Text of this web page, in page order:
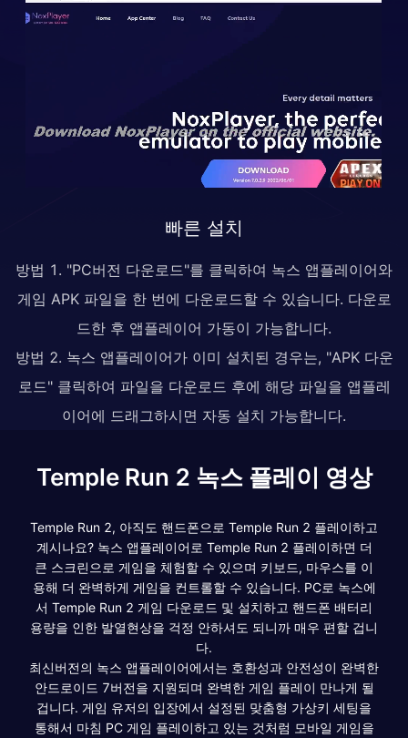
빠른 설치
방법 1. "PC버전 다운로드"를 클릭하여 녹스 앱플레이어와
게임 APK 파일을 한 번에 다운로드할 수 있습니다. 다운로
드한 후 앱플레이어 가동이 가능합니다.
방법 2. 녹스 앱플레이어가 이미 설치된 경우는, "APK 다운
로드" 클릭하여 파일을 다운로드 후에 해당 파일을 앱플레
이어에 드래그하시면 자동 설치 가능합니다.
Temple Run 2 녹스 플레이 영상
Temple Run 2, 아직도 핸드폰으로 Temple Run 2 플레이하고
계시나요? 녹스 앱플레이어로 Temple Run 2 플레이하면 더
큰 스크린으로 게임을 체험할 수 있으며 키보드, 마우스를 이
용해 더 완벽하게 게임을 컨트롤할 수 있습니다. PC로 녹스에
서 Temple Run 2 게임 다운로드 및 설치하고 핸드폰 배터리
용량을 인한 발열현상을 걱정 안하셔도 되니까 매우 편할 겁니
다.
최신버전의 녹스 앱플레이어에서는 호환성과 안전성이 완벽한
안드로이드 7버전을 지원되며 완벽한 게임 플레이 만나게 될
겁니다. 게임 유저의 입장에서 설정된 맞춤형 가상키 세팅을
통해서 마침 PC 게임 플레이하고 있는 것처럼 모바일 게임을